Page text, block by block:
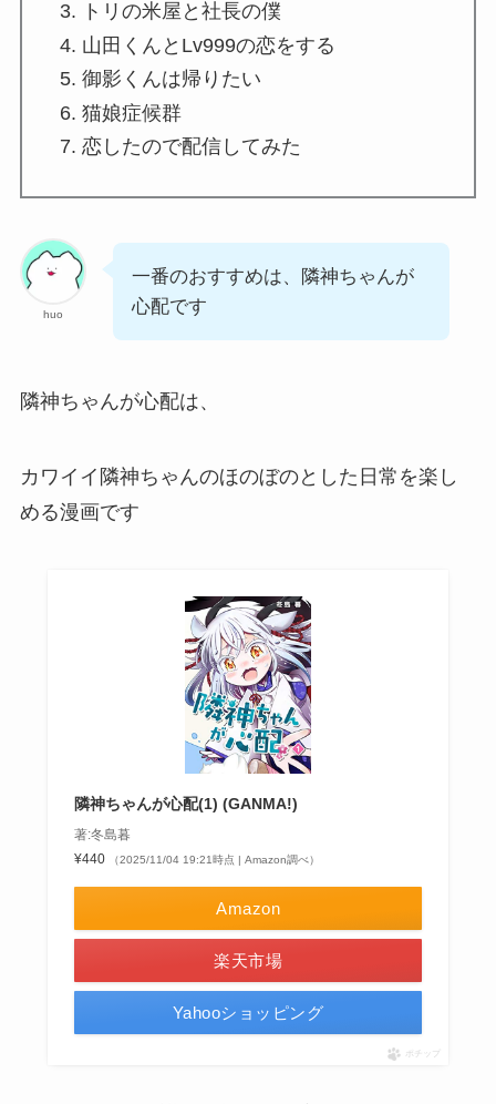
トリの米屋と社長の僕
山田くんとLv999の恋をする
御影くんは帰りたい
猫娘症候群
恋したので配信してみた
huo
一番のおすすめは、隣神ちゃんが
心配です
隣神ちゃんが心配は、
カワイイ隣神ちゃんのほのぼのとした日常を楽し
める漫画です
隣神ちゃんが心配(1) (GANMA!)
著:冬島暮
¥440
（2025/11/04 19:21時点 | Amazon調べ）
Amazon
楽天市場
Yahooショッピング
ポチップ